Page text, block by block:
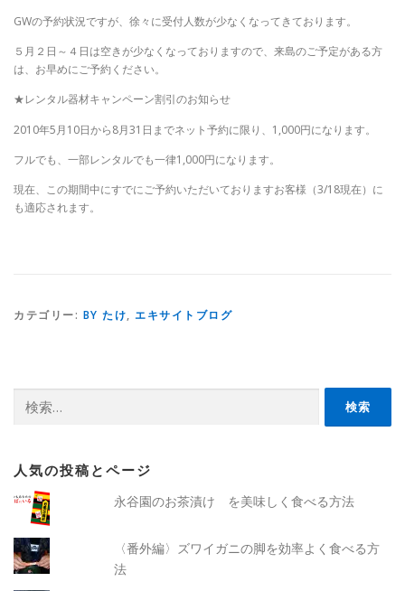
GWの予約状況ですが、徐々に受付人数が少なくなってきております。
５月２日～４日は空きが少なくなっておりますので、来島のご予定がある方
は、お早めにご予約ください。
★レンタル器材キャンペーン割引のお知らせ
2010年5月10日から8月31日までネット予約に限り、1,000円になります。
フルでも、一部レンタルでも一律1,000円になります。
現在、この期間中にすでにご予約いただいておりますお客様（3/18現在）に
も適応されます。
カテゴリー: BY たけ, エキサイトブログ
索:
人気の投稿とページ
永谷園のお茶漬け を美味しく食べる方法
〈番外編〉ズワイガニの脚を効率よく食べる方
法